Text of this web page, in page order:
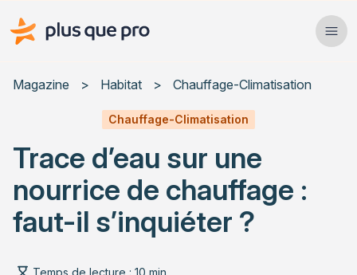
Plus que pro Mag'
Services
Actualités
Magazine > Habitat > Chauffage-Climatisation
Chauffage-Climatisation
Trace d’eau sur une
nourrice de chauffage :
faut-il s’inquiéter ?